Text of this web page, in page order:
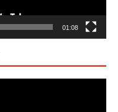
01:08